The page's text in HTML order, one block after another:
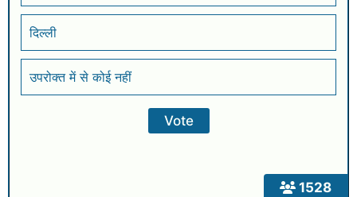
1528
दिल्ली
उपरोक्त में से कोई नहीं